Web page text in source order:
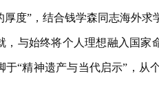
度”，结合钱学森同志海外求
与始终将个人理想融入国家
于“精神遗产与当代启示”，